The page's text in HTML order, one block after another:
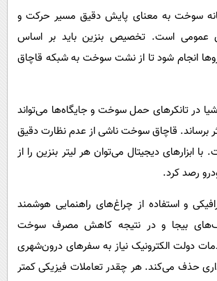
سوخت به معنای پایش دقیق مسیر حرکت و
عمومی است. تخصیص بنزین باید بر اساس
انجام شود تا از نشت سوخت به شبکه قاچاق
اشیا در تانکرهای حمل سوخت و جایگاه‌ها می‌تواند
برساند. قاچاق سوخت ناشی از عدم نظارت دقیق
با ابزارهای دیجیتال می‌توان هر لیتر بنزین را از
رصد کرد.
و استفاده از چراغ‌های راهنمایی هوشمند
بیجا و در نتیجه کاهش مصرف سوخت
دولت الکترونیک نیاز به سفرهای درون‌شهری
اداری حذف می‌کند. هر چقدر تعاملات فیزیکی کمتر